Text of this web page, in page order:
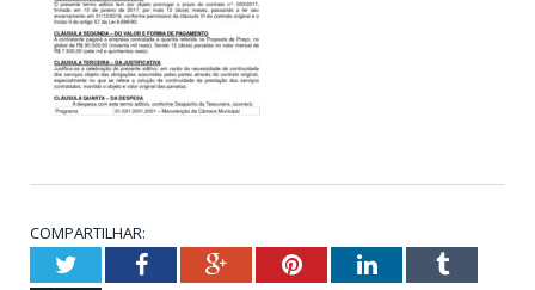
COMPARTILHAR:
TwitterFacebookGoogle+PinterestLinkedInTumblr